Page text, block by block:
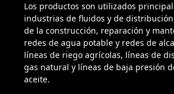
Los productos son utilizados
industrias de fluidos y de
de la construcción, reparación y
redes de agua potable y redes de
líneas de riego agrícolas, líneas de
gas natural y líneas de baja presión
aceite.